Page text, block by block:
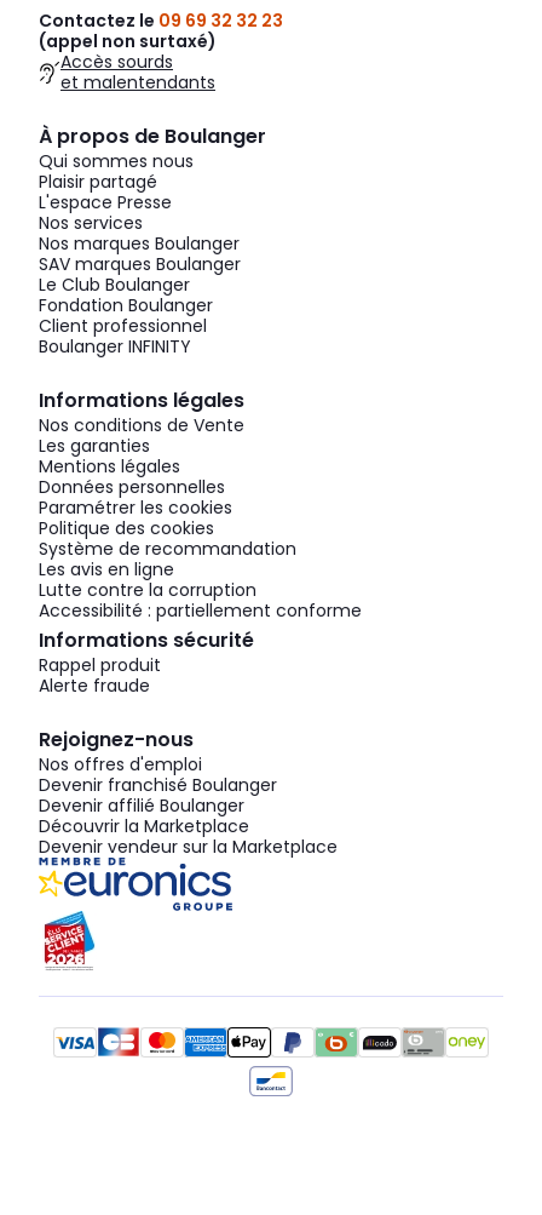
Contactez le 09 69 32 32 23
(appel non surtaxé)
Accès sourds
et malentendants
À propos de Boulanger
Qui sommes nous
Plaisir partagé
L'espace Presse
Nos services
Nos marques Boulanger
SAV marques Boulanger
Le Club Boulanger
Fondation Boulanger
Client professionnel
Boulanger INFINITY
Informations légales
Nos conditions de Vente
Les garanties
Mentions légales
Données personnelles
Paramétrer les cookies
Politique des cookies
Système de recommandation
Les avis en ligne
Lutte contre la corruption
Accessibilité : partiellement conforme
Informations sécurité
Rappel produit
Alerte fraude
Rejoignez-nous
Nos offres d'emploi
Devenir franchisé Boulanger
Devenir affilié Boulanger
Découvrir la Marketplace
Devenir vendeur sur la Marketplace